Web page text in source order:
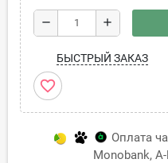
remove add
БЫСТРЫЙ ЗАКАЗ
favorite_border
Оплата
Monobank, А-